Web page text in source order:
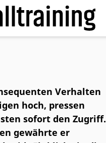
Verhalten
hoch, pressen
sofort den Zugriff.
gewährte er